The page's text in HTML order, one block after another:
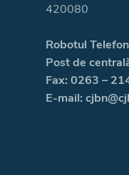
420080
Robotul
Post de
Fax: 0263 –
E-mail: